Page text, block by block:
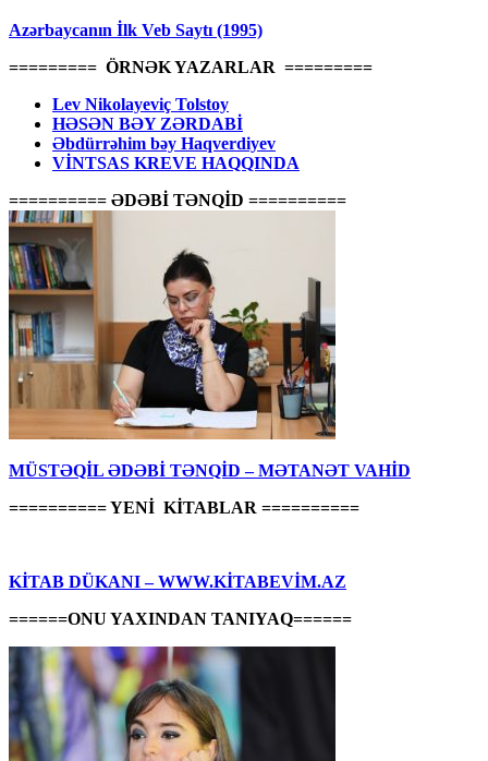
Azərbaycanın İlk Veb Saytı (1995)
========= ÖRNƏK YAZARLAR =========
Lev Nikolayeviç Tolstoy
HƏSƏN BƏY ZƏRDABİ
Əbdürrəhim bəy Haqverdiyev
VİNTSAS KREVE HAQQINDA
========== ƏDƏBİ TƏNQİD ==========
MÜSTƏQİL ƏDƏBİ TƏNQİD – MƏTANƏT VAHİD
========== YENİ KİTABLAR ==========
KİTAB DÜKANI – WWW.KİTABEVİM.AZ
======ONU YAXINDAN TANIYAQ======